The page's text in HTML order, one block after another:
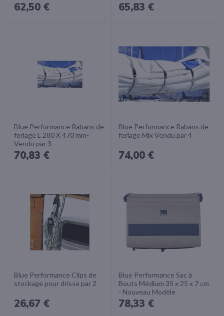
62,50 € 65,83 €
Blue Performance Rabans de
ferlage L 280 X 470 mm-
Vendu par 3 -
70,83 €
Blue Performance Rabans de
ferlage Mix Vendu par 4
74,00 €
Blue Performance Clips de
stockage pour drisse par 2
26,67 €
Blue Performance Sac à
Bouts Médium 35 x 25 x 7 cm
- Nouveau Modèle
78,33 €